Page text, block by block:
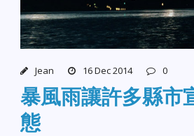
Jean 16 Dec 2014 0
暴風雨讓許多縣市
態